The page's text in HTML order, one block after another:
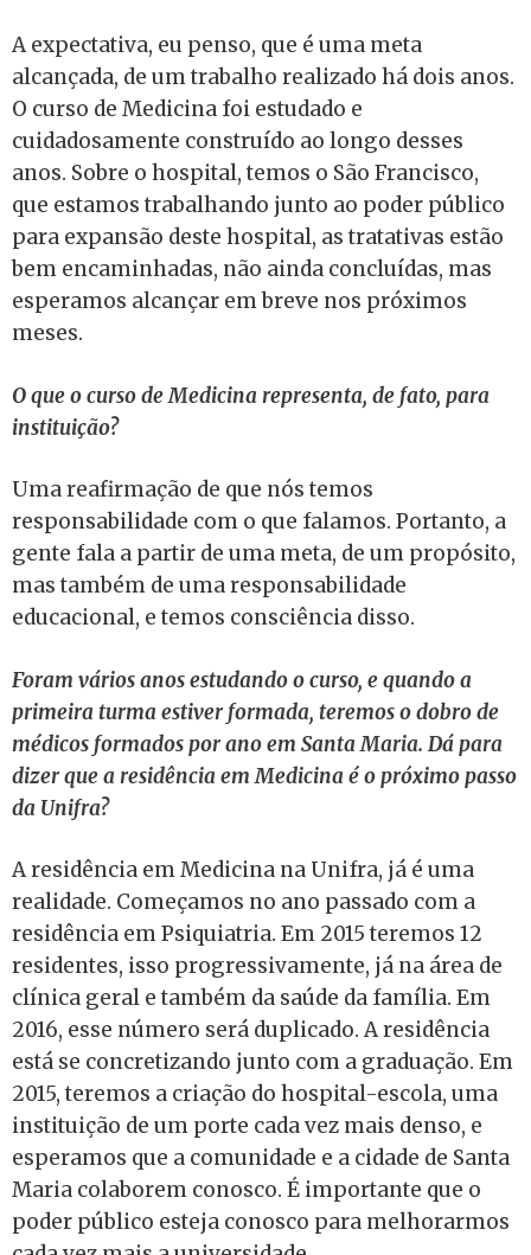
A expectativa, eu penso, que é uma meta
alcançada, de um trabalho realizado há dois anos.
O curso de Medicina foi estudado e
cuidadosamente construído ao longo desses
anos. Sobre o hospital, temos o São Francisco,
que estamos trabalhando junto ao poder público
para expansão deste hospital, as tratativas estão
bem encaminhadas, não ainda concluídas, mas
esperamos alcançar em breve nos próximos
meses.
O que o curso de Medicina representa, de fato, para
instituição?
Uma reafirmação de que nós temos
responsabilidade com o que falamos. Portanto, a
gente fala a partir de uma meta, de um propósito,
mas também de uma responsabilidade
educacional, e temos consciência disso.
Foram vários anos estudando o curso, e quando a
primeira turma estiver formada, teremos o dobro de
médicos formados por ano em Santa Maria. Dá para
dizer que a residência em Medicina é o próximo passo
da Unifra?
A residência em Medicina na Unifra, já é uma
realidade. Começamos no ano passado com a
residência em Psiquiatria. Em 2015 teremos 12
residentes, isso progressivamente, já na área de
clínica geral e também da saúde da família. Em
2016, esse número será duplicado. A residência
está se concretizando junto com a graduação. Em
2015, teremos a criação do hospital-escola, uma
instituição de um porte cada vez mais denso, e
esperamos que a comunidade e a cidade de Santa
Maria colaborem conosco. É importante que o
poder público esteja conosco para melhorarmos